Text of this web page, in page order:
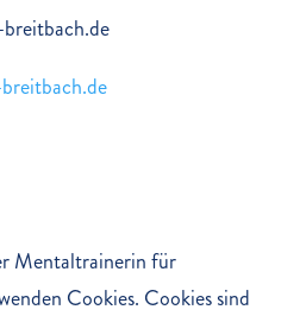
Mentaltrainerin für
Cookies. Cookies sind